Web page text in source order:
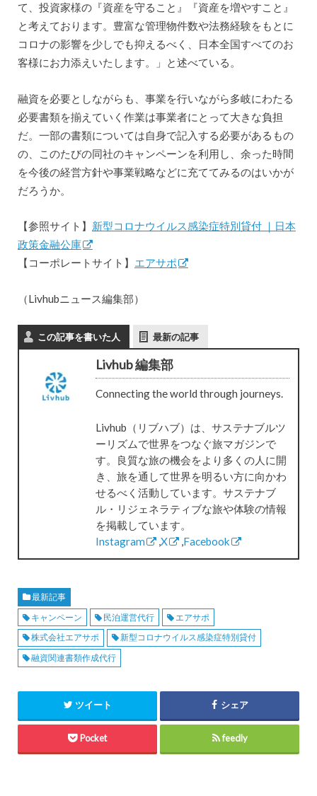
て、投資家様の『資産を守ること』『資産を増やすこと』
と考えております。豊富な管理物件数や法務経験をもとに
コロナの影響を少しでも抑えるべく、日本全国すべてのお
客様にお力添えいたします。」と述べている。
融資を必要としながらも、事業を行いながら多岐にわたる
必要書類を揃えていく作業は事業者にとって大きな負担
だ。一部の書類については自身で記入する必要があるもの
の、このたびの同社のキャンペーンを利用し、余った時間
を今後の経営方針や事業戦略などに充ててみるのはいかが
だろうか。
【参照サイト】 新型コロナウイルス感染症特別貸付 ｜日本
政策金融公庫
【コーポレートサイト】 エアサポ
（Livhubニュース編集部）
この記事を書いた人 最新の記事
Livhub 編集部
Connecting the world through journeys.
Livhub（リブハブ）は、サステナブルツ
ーリズムで世界をつなぐ旅マガジンで
す。良質な旅の機会をより多くの人に開
き、旅を通して世界を明るい方に向かわ
せるべく活動しています。サステナブ
ル・リジェネラティブな旅や体験の情報
を掲載しています。
Instagram
,X ,Facebook
最新記事
キャンペーン
民泊運営代行
エアサポ
株式会社エアサポ
新型コロナウイルス感染症特別貸付
融資関連書類作成代行
ツイート シェア
Pocket feedly